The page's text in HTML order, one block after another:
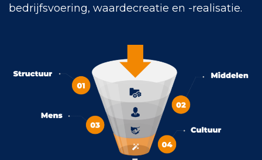
bedrijfsvoering, waardecreatie en -realisatie.